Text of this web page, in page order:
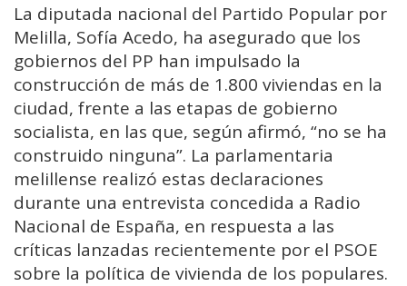
La diputada nacional del Partido Popular por
Melilla, Sofía Acedo, ha asegurado que los
gobiernos del PP han impulsado la
construcción de más de 1.800 viviendas en la
ciudad, frente a las etapas de gobierno
socialista, en las que, según afirmó, “no se ha
construido ninguna”. La parlamentaria
melillense realizó estas declaraciones
durante una entrevista concedida a Radio
Nacional de España, en respuesta a las
críticas lanzadas recientemente por el PSOE
sobre la política de vivienda de los populares.